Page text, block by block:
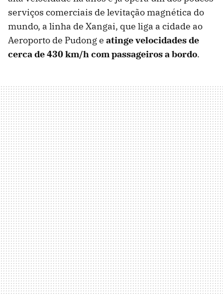
serviços comerciais de levitação magnética do
mundo, a linha de Xangai, que liga a cidade ao
Aeroporto de Pudong e atinge velocidades de
cerca de 430 km/h com passageiros a bordo.